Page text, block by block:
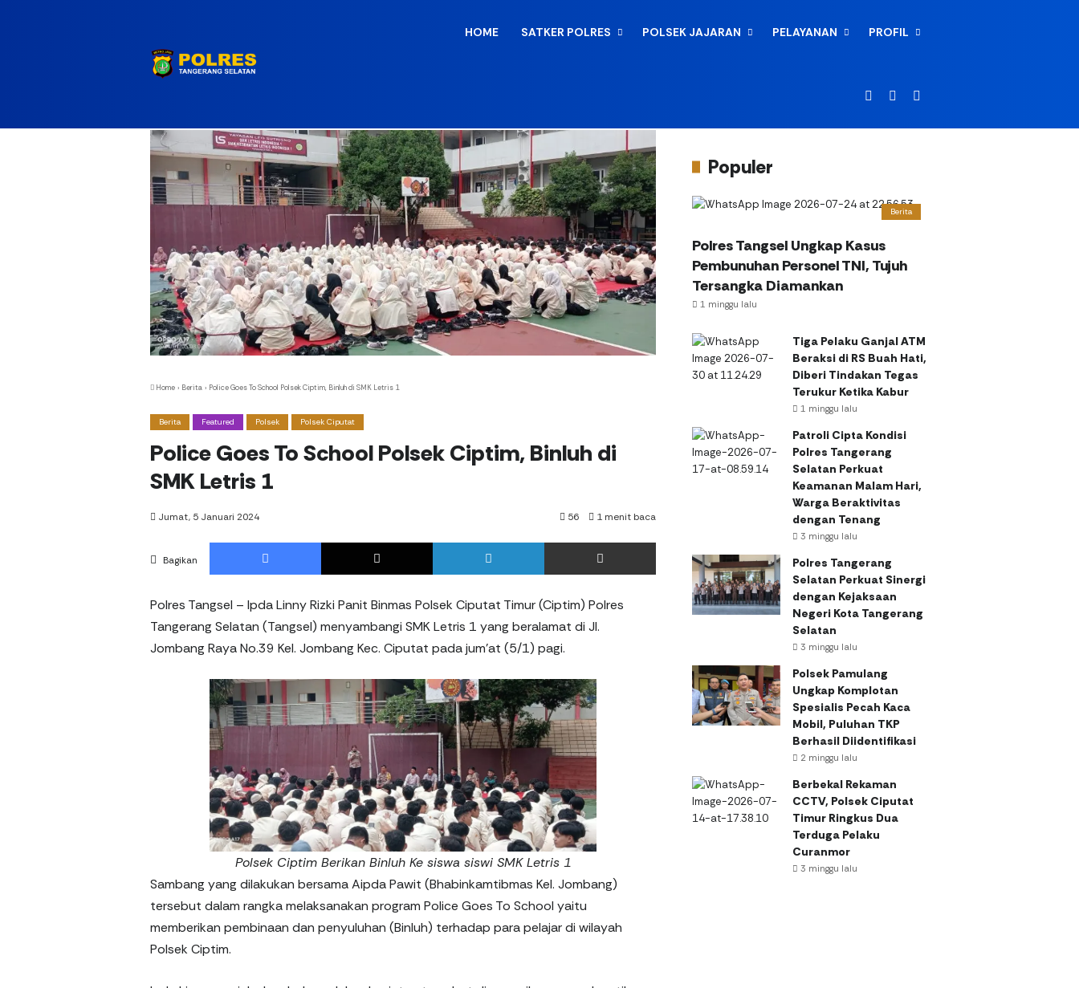
HOME SATKER POLRES POLSEK JAJARAN PELAYANAN PROFIL
Random Article
Switch skin
Home › Berita › Police Goes To School Polsek Ciptim, Binluh di SMK Letris 1
Berita Featured Polsek Polsek Ciputat
Police Goes To School Polsek Ciptim, Binluh di
SMK Letris 1
Jumat, 5 Januari 2024 56 1 menit baca
Bagikan
Facebook X LinkedIn %s menit baca
Polres Tangsel – Ipda Linny Rizki Panit Binmas Polsek Ciputat Timur (Ciptim) Polres
Tangerang Selatan (Tangsel) menyambangi SMK Letris 1 yang beralamat di Jl.
Jombang Raya No.39 Kel. Jombang Kec. Ciputat pada jum’at (5/1) pagi.
Polsek Ciptim Berikan Binluh Ke siswa siswi SMK Letris 1
Sambang yang dilakukan bersama Aipda Pawit (Bhabinkamtibmas Kel. Jombang)
tersebut dalam rangka melaksanakan program Police Goes To School yaitu
memberikan pembinaan dan penyuluhan (Binluh) terhadap para pelajar di wilayah
Polsek Ciptim.
Populer
Berita
Polres Tangsel Ungkap Kasus
Pembunuhan Personel TNI, Tujuh
Tersangka Diamankan
1 minggu lalu
Tiga Pelaku Ganjal ATM
Beraksi di RS Buah Hati,
Diberi Tindakan Tegas
Terukur Ketika Kabur
1 minggu lalu
Patroli Cipta Kondisi
Polres Tangerang
Selatan Perkuat
Keamanan Malam Hari,
Warga Beraktivitas
dengan Tenang
3 minggu lalu
Polres Tangerang
Selatan Perkuat Sinergi
dengan Kejaksaan
Negeri Kota Tangerang
Selatan
3 minggu lalu
Polsek Pamulang
Ungkap Komplotan
Spesialis Pecah Kaca
Mobil, Puluhan TKP
Berhasil Diidentifikasi
2 minggu lalu
Berbekal Rekaman
CCTV, Polsek Ciputat
Timur Ringkus Dua
Terduga Pelaku
Curanmor
3 minggu lalu